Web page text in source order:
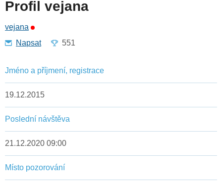
Profil vejana
vejana
Napsat
551
Jméno a příjmení, registrace
19.12.2015
Poslední návštěva
21.12.2020 09:00
Místo pozorování